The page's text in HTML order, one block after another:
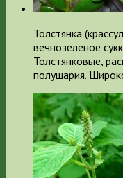
Толстянка
вечнозеленое
Толстянковые,
полушария.